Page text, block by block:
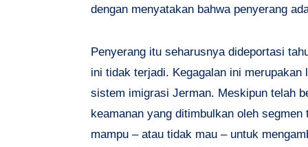
dengan menyatakan bahwa penyerang
Penyerang itu seharusnya dideportasi
ini tidak terjadi. Kegagalan ini
sistem imigrasi Jerman. Meskipun telah
keamanan yang ditimbulkan oleh
mampu – atau tidak mau – untuk